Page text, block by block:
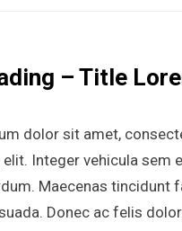
– Title
dolor sit amet,
Integer vehicula sem
Maecenas tincidunt
Donec ac felis